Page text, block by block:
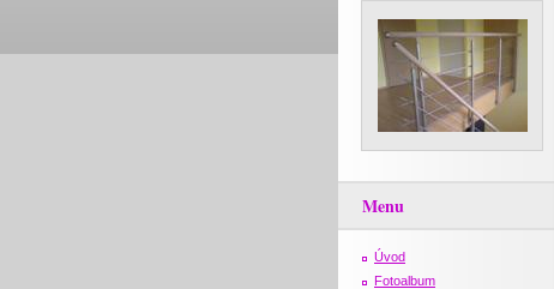
Menu
Úvod
Fotoalbum